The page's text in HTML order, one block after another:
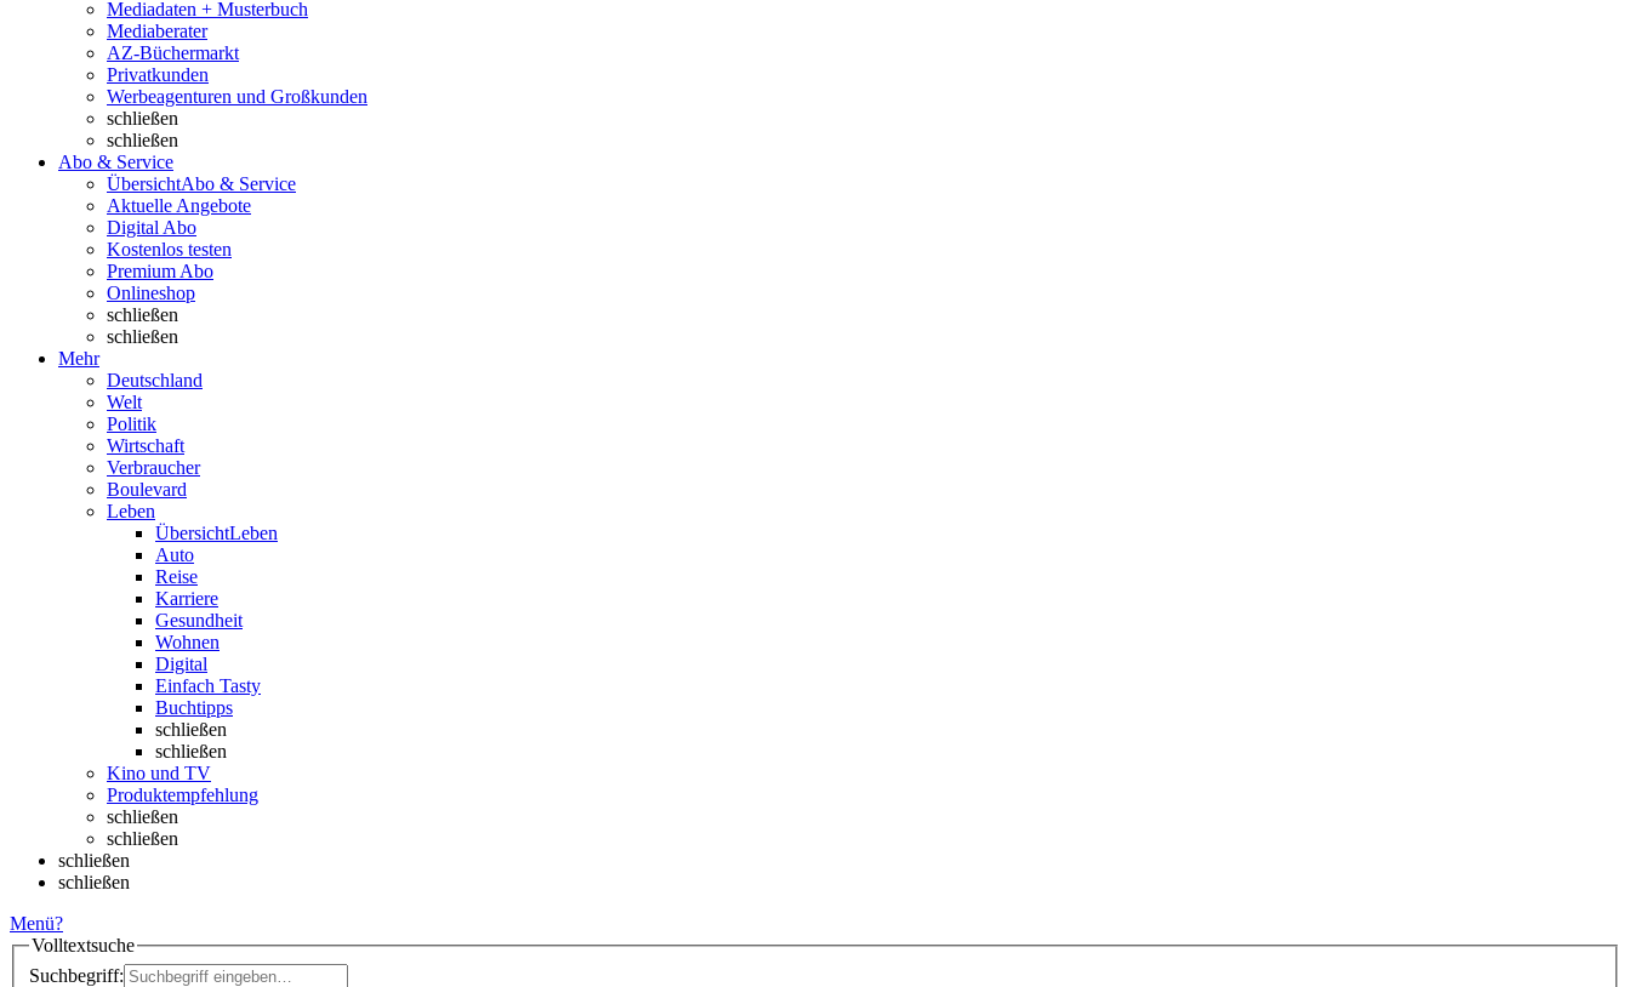
Mediadaten + Musterbuch
Mediaberater
AZ-Büchermarkt
Privatkunden
Werbeagenturen und Großkunden
schließen
schließen
Abo & Service
ÜbersichtAbo & Service
Aktuelle Angebote
Digital Abo
Kostenlos testen
Premium Abo
Onlineshop
schließen
schließen
Mehr
Deutschland
Welt
Politik
Wirtschaft
Verbraucher
Boulevard
Leben
ÜbersichtLeben
Auto
Reise
Karriere
Gesundheit
Wohnen
Digital
Einfach Tasty
Buchtipps
schließen
schließen
Kino und TV
Produktempfehlung
schließen
schließen
schließen
schließen
Menü?
Volltextsuche
Suchbegriff: